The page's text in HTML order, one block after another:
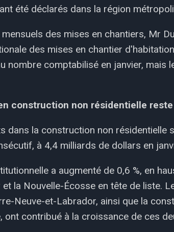
été déclarés dans la région
des mises en chantiers, Mr
des mises en chantier
nombre comptabilisé en janvier, mais
construction non résidentielle
dans la construction non résidentielle
à 4,4 milliards de dollars en
a augmenté de 0,6 %, en
la Nouvelle-Écosse en tête de liste.
Neuve-et-Labrador, ainsi que la
ont contribué à la croissance de ces